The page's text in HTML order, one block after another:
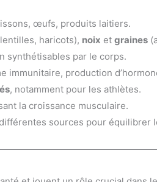
œufs, produits laitiers.
haricots), noix et graines
synthétisables par le corps.
immunitaire, production
, notamment pour les athlètes.
la croissance musculaire.
sources pour équilibrer